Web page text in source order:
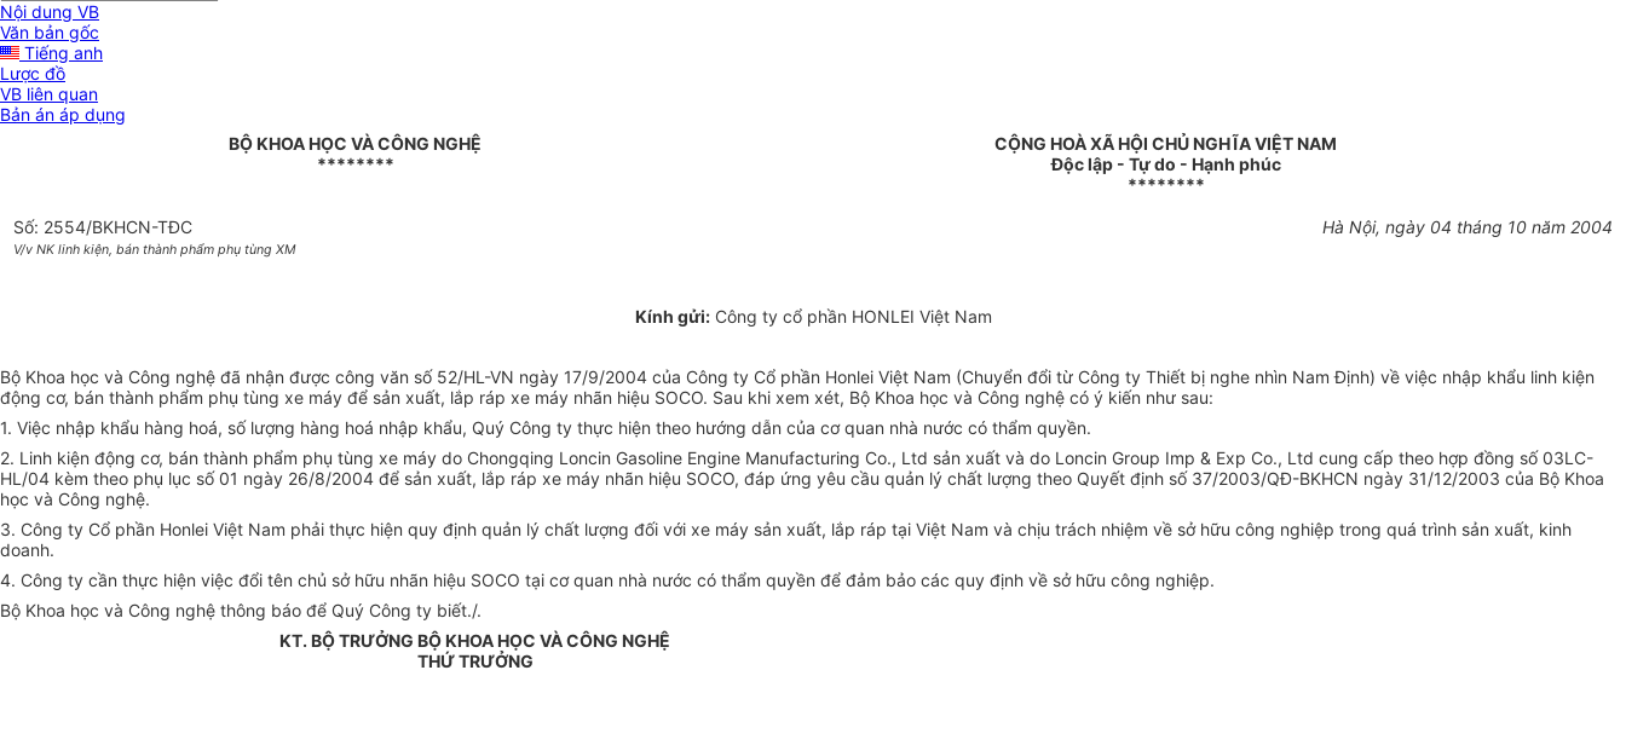
Nội dung VB
Văn bản gốc
Tiếng anh
Lược đồ
VB liên quan
Bản án áp dụng
BỘ KHOA HỌC VÀ CÔNG NGHỆ
********
CỘNG HOÀ XÃ HỘI CHỦ NGHĨA VIỆT NAM
Độc lập - Tự do - Hạnh phúc
********
Số: 2554/BKHCN-TĐC
V/v NK linh kiện, bán thành phẩm phụ tùng XM
Hà Nội, ngày 04 tháng 10 năm 2004
Kính gửi:Công ty cổ phần HONLEI Việt Nam
Bộ Khoa học và Công nghệ đã nhận được công văn số 52/HL-VN ngày 17/9/2004 của Công ty Cổ phần Honlei Việt Nam (Chuyển đổi từ Công ty Thiết bị nghe nhìn Nam Định) về việc nhập khẩu linh kiện
động cơ, bán thành phẩm phụ tùng xe máy để sản xuất, lắp ráp xe máy nhãn hiệu SOCO. Sau khi xem xét, Bộ Khoa học và Công nghệ có ý kiến như sau:
1. Việc nhập khẩu hàng hoá, số lượng hàng hoá nhập khẩu, Quý Công ty thực hiện theo hướng dẫn của cơ quan nhà nước có thẩm quyền.
2. Linh kiện động cơ, bán thành phẩm phụ tùng xe máy do Chongqing Loncin Gasoline Engine Manufacturing Co., Ltd sản xuất và do Loncin Group Imp & Exp Co., Ltd cung cấp theo hợp đồng số 03LC-
HL/04 kèm theo phụ lục số 01 ngày 26/8/2004 để sản xuất, lắp ráp xe máy nhãn hiệu SOCO, đáp ứng yêu cầu quản lý chất lượng theo Quyết định số 37/2003/QĐ-BKHCN ngày 31/12/2003 của Bộ Khoa
học và Công nghệ.
3. Công ty Cổ phần Honlei Việt Nam phải thực hiện quy định quản lý chất lượng đối với xe máy sản xuất, lắp ráp tại Việt Nam và chịu trách nhiệm về sở hữu công nghiệp trong quá trình sản xuất, kinh
doanh.
4. Công ty cần thực hiện việc đổi tên chủ sở hữu nhãn hiệu SOCO tại cơ quan nhà nước có thẩm quyền để đảm bảo các quy định về sở hữu công nghiệp.
Bộ Khoa học và Công nghệ thông báo để Quý Công ty biết./.
KT. BỘ TRƯỞNG BỘ KHOA HỌC VÀ CÔNG NGHỆ
THỨ TRƯỞNG